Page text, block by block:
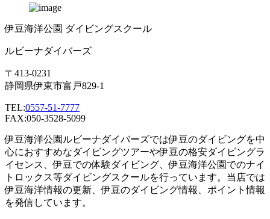
伊豆海洋公園 ダイビングスクール
ルビーナダイバーズ
〒413-0231
静岡県伊東市富戸829-1
TEL:0557-51-7777
FAX:050-3528-5099
伊豆海洋公園ルビーナダイバーズでは伊豆のダイビングを中
心におすすめなダイビングツアーや伊豆の格安ダイビングラ
イセンス、伊豆での体験ダイビング、伊豆海洋公園でのナイ
トロックス等ダイビングスクールを行っています。当店では
伊豆海洋情報の更新、伊豆のダイビング情報、ポイント情報
を発信しています。